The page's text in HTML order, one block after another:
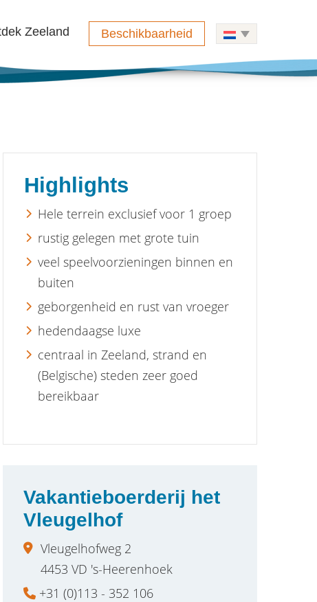
Zeeland Beschikbaarheid
Highlights
Hele terrein exclusief voor 1 groep
rustig gelegen met grote tuin
veel speelvoorzieningen binnen en
buiten
geborgenheid en rust van vroeger
hedendaagse luxe
centraal in Zeeland, strand en
(Belgische) steden zeer goed
bereikbaar
Vakantieboerderij het
Vleugelhof
Vleugelhofweg 2
4453 VD 's-Heerenhoek
+31 (0)113 - 352 106